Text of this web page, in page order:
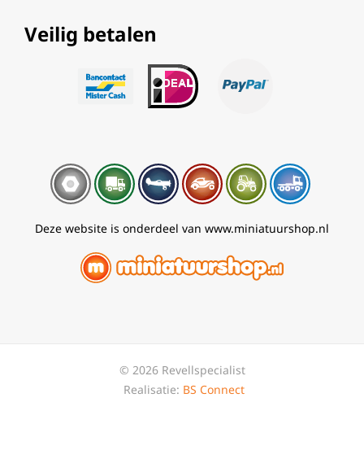
Veilig betalen
Deze website is onderdeel van www.miniatuurshop.nl
© 2026 Revellspecialist
Realisatie: BS Connect